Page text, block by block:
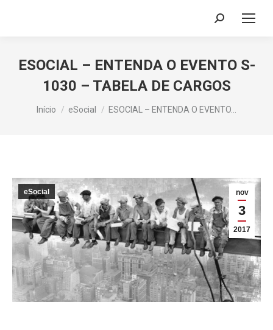
Search:
ESOCIAL – ENTENDA O EVENTO S-
1030 – TABELA DE CARGOS
Você está aqui:
Início eSocial ESOCIAL – ENTENDA O EVENTO…
nov
3
2017
eSocial